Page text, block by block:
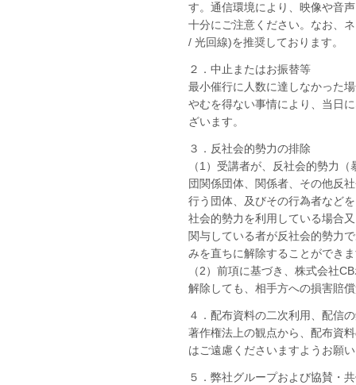
す。通信環境により、映像や音
十分にご注意ください。なお、
/ 光回線)を推奨しております。
２．中止またはお振替等
最小催行に人数に達しなかった
やむを得ない事情により、当日
ざいます。
３．反社会的勢力の排除
（1）受講者が、反社会的勢力
団関係団体、関係者、その他反
行う団体、及びその行為者など
社会的勢力を利用している場合
関与している者が反社会的勢力
みを直ちに解除することができ
（2）前項に基づき、株式会社
解除しても、相手方への損害賠
４．配布資料の二次利用、配信
著作権法上の観点から、配布資
はご遠慮くださいますようお願
５．弊社グループおよび協賛・